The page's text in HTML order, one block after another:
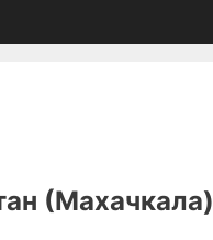
(Махачкала)